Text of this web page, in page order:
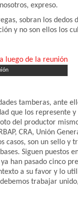
expreso.
sobran los dedos
y no son ellos los
tamberas, ante
que los represente y
del productor
CRA, Unión
casos, son un sello y
Siguen puestos
han pasado cinco
a su favor y lo
trabajar